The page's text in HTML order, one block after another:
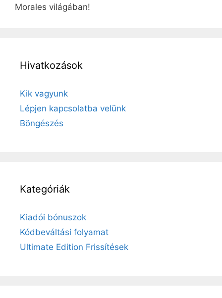
Morales világában!
Hivatkozások
Kik vagyunk
Lépjen kapcsolatba velünk
Böngészés
Kategóriák
Kiadói bónuszok
Kódbeváltási folyamat
Ultimate Edition Frissítések